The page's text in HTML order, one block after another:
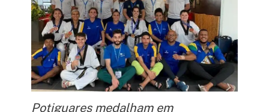
Potiguares medalham em